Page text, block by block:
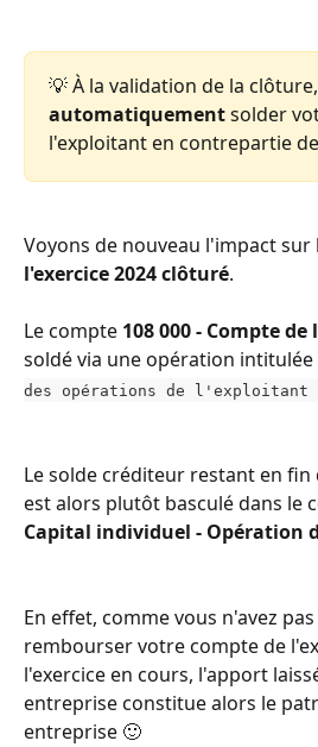
💡 À la validation de la
automatiquement solder
l'exploitant en contrepartie
Voyons de nouveau l'impact sur
l'exercice 2024 clôturé.
Le compte 108 000 - Compte
soldé via une opération intitulée
des opérations de l'exploitant
Le solde créditeur restant en fin
est alors plutôt basculé dans le
Capital individuel - Opération
En effet, comme vous n'avez
rembourser votre compte de
l'exercice en cours, l'apport
entreprise constitue alors le
entreprise 🙂